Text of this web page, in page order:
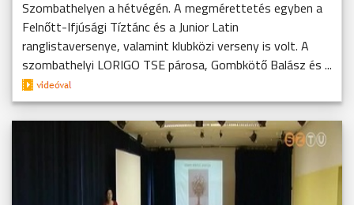
Szombathelyen a hétvégén. A megmérettetés egyben a
Felnőtt-Ifjúsági Tíztánc és a Junior Latin
ranglistaversenye, valamint klubközi verseny is volt. A
szombathelyi LORIGO TSE párosa, Gombkötő Balász és ...